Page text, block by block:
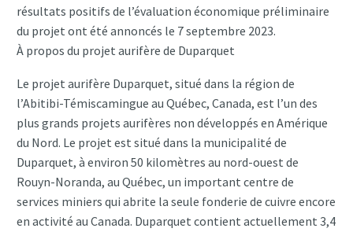
résultats positifs de l’évaluation économique préliminaire
du projet ont été annoncés le 7 septembre 2023.
À propos du projet aurifère de Duparquet
Le projet aurifère Duparquet, situé dans la région de
l’Abitibi-Témiscamingue au Québec, Canada, est l’un des
plus grands projets aurifères non développés en Amérique
du Nord. Le projet est situé dans la municipalité de
Duparquet, à environ 50 kilomètres au nord-ouest de
Rouyn-Noranda, au Québec, un important centre de
services miniers qui abrite la seule fonderie de cuivre encore
en activité au Canada. Duparquet contient actuellement 3,4